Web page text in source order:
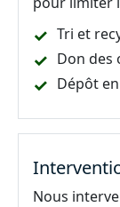
Tri et
Don des
Dépôt
Nous